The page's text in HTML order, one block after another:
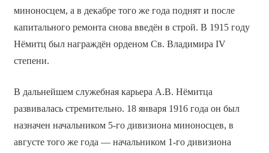
миноносцем, а в декабре того же года поднят и после
капитального ремонта снова введён в строй. В 1915 году
Нёмитц был награждён орденом Св. Владимира IV
степени.
В дальнейшем служебная карьера А.В. Нёмитца
развивалась стремительно. 18 января 1916 года он был
назначен начальником 5-го дивизиона миноносцев, в
августе того же года — начальником 1-го дивизиона